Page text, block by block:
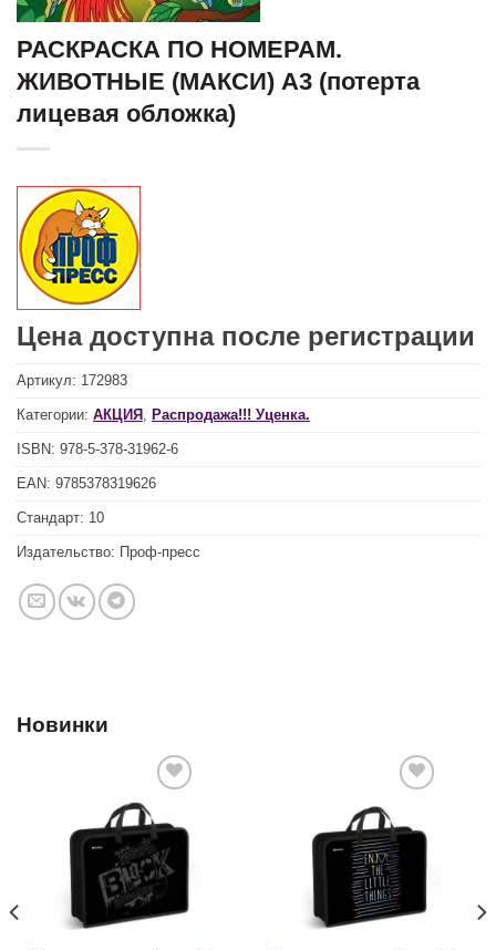
РАСКРАСКА ПО НОМЕРАМ.
ЖИВОТНЫЕ (МАКСИ) А3 (потерта
лицевая обложка)
Цена доступна после регистрации
Артикул: 172983
Категории: АКЦИЯ , Распродажа!!! Уценка.
ISBN: 978-5-378-31962-6
EAN: 9785378319626
Стандарт: 10
Издательство: Проф-пресс
Новинки
Добавить
в список
желаний
Добавить
в список
желаний